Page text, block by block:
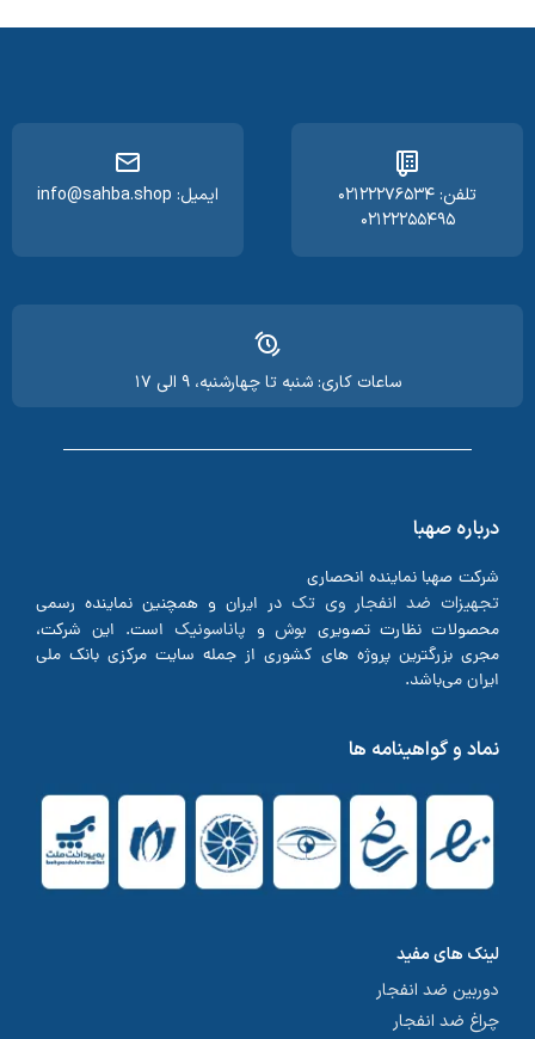
تلفن: ۰۲۱۲۲۲۷۶۵۳۴
۰۲۱۲۲۲۵۵۴۹۵
ایمیل: info@sahba.shop
ساعات کاری: شنبه تا چهارشنبه، ۹ الی ۱۷
درباره صهبا
شرکت صهبا نماینده انحصاری
تجهیزات ضد انفجار وی تک در ایران و همچنین نماینده رسمی
محصولات نظارت تصویری بوش و پاناسونیک است. این شرکت،
مجری بزرگترین پروژه های کشوری از جمله سایت مرکزی بانک ملی
ایران می‌باشد.
نماد و گواهینامه ها
لینک های مفید
دوربین ضد انفجار
چراغ ضد انفجار